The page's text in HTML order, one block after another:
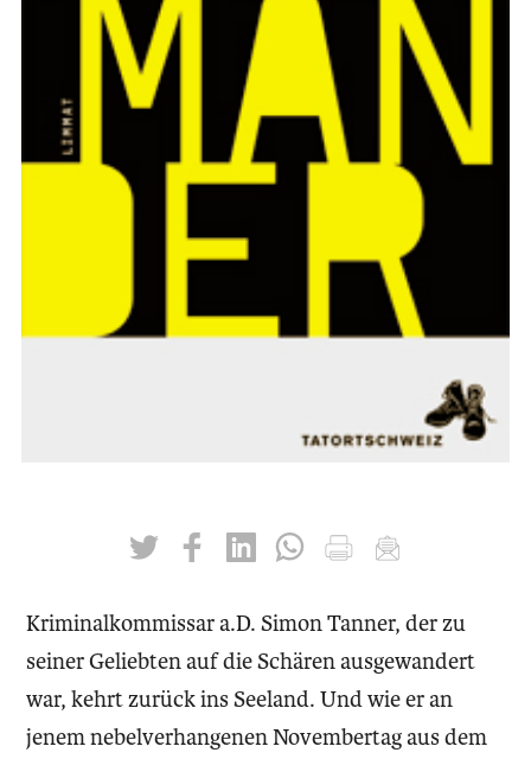
twittern liken teilen teilen drucken
Kriminalkommissar a.D. Simon Tanner, der zu
seiner Geliebten auf die Schären ausgewandert
war, kehrt zurück ins Seeland. Und wie er an
jenem nebelverhangenen Novembertag aus dem